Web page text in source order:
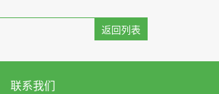
返回列表
联系我们